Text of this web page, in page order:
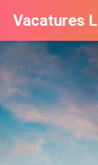
Vacatures
Vacatures per
De populairste
Nieuwsbrief feed